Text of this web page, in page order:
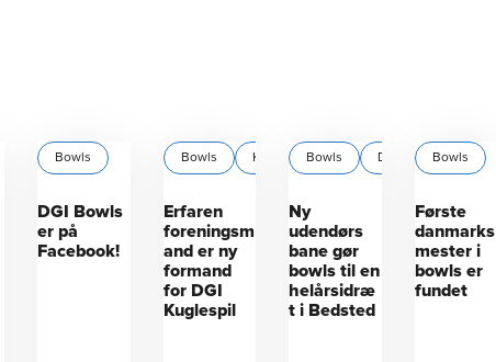
Bowls
DGI Bowls
er på
Facebook!
Bowls Krocket Krolf
Erfaren
foreningsm
and er ny
formand
for DGI
Kuglespil
Bowls DGI Nordjylland
Ny
udendørs
bane gør
bowls til en
helårsidræ
t i Bedsted
Bowls
Første
danmarks
mester i
bowls er
fundet